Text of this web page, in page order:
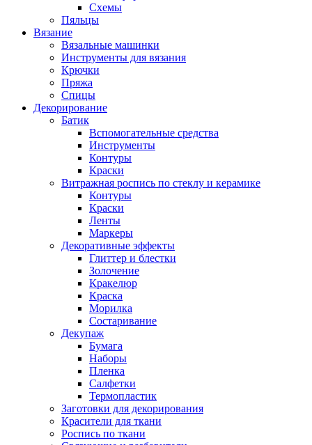
Схемы
Пяльцы
Вязание
Вязальные машинки
Инструменты для вязания
Крючки
Пряжа
Спицы
Декорирование
Батик
Вспомогательные средства
Инструменты
Контуры
Краски
Витражная роспись по стеклу и керамике
Контуры
Краски
Ленты
Маркеры
Декоративные эффекты
Глиттер и блестки
Золочение
Кракелюр
Краска
Морилка
Состаривание
Декупаж
Бумага
Наборы
Пленка
Салфетки
Термопластик
Заготовки для декорирования
Красители для ткани
Роспись по ткани